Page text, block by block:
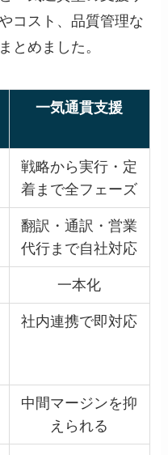
コスト、品質管理な
とめました。
一気通貫支援
戦略から実行・定
着まで全フェーズ
翻訳・通訳・営業
代行まで自社対応
一本化
社内連携で即対応
中間マージンを抑
えられる